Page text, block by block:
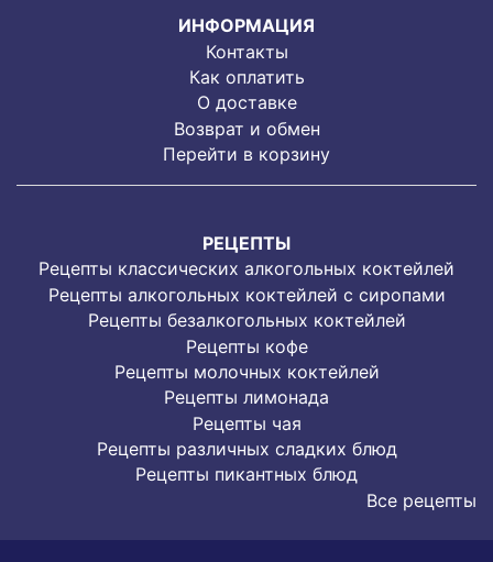
ИНФОРМАЦИЯ
Контакты
Как оплатить
О доставке
Возврат и обмен
Перейти в корзину
РЕЦЕПТЫ
Рецепты классических алкогольных коктейлей
Рецепты алкогольных коктейлей с сиропами
Рецепты безалкогольных коктейлей
Рецепты кофе
Рецепты молочных коктейлей
Рецепты лимонада
Рецепты чая
Рецепты различных сладких блюд
Рецепты пикантных блюд
Все рецепты